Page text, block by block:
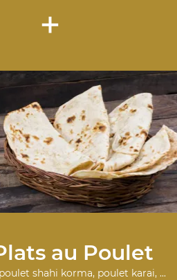
+
au Poulet
shahi korma, poulet karai, ...